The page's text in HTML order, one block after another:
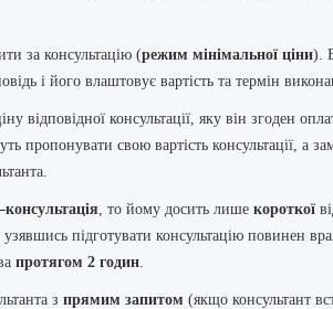
за консультацію (режим мінімальної ціни).
і його влаштовує вартість та термін
відповідної консультації, яку він згоден
пропонувати свою вартість консультації, а
, то йому досить лише короткої
підготувати консультацію повинен
протягом 2 годин.
з прямим запитом (якщо консультант